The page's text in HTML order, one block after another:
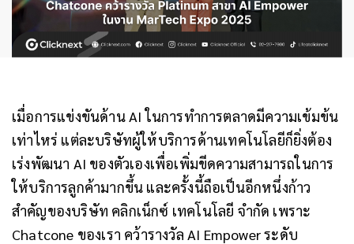
เมื่อการแข่งขันด้าน AI ในการทำการตลาดมีความเข้มข้น
เท่าไหร่ แต่ละบริษัทผู้ให้บริการด้านเทคโนโลยีก็ยิ่งต้อง
เร่งพัฒนา AI ของตัวเองเพื่อเพิ่มขีดความสามารถในการ
ให้บริการลูกค้ามากขึ้น และครั้งนี้ถือเป็นอีกหนึ่งก้าว
สำคัญของบริษัท คลิกเน็กซ์ เทคโนโลยี จำกัด เพราะ
Chatcone ของเรา คว้ารางวัล AI Empower ระดับ